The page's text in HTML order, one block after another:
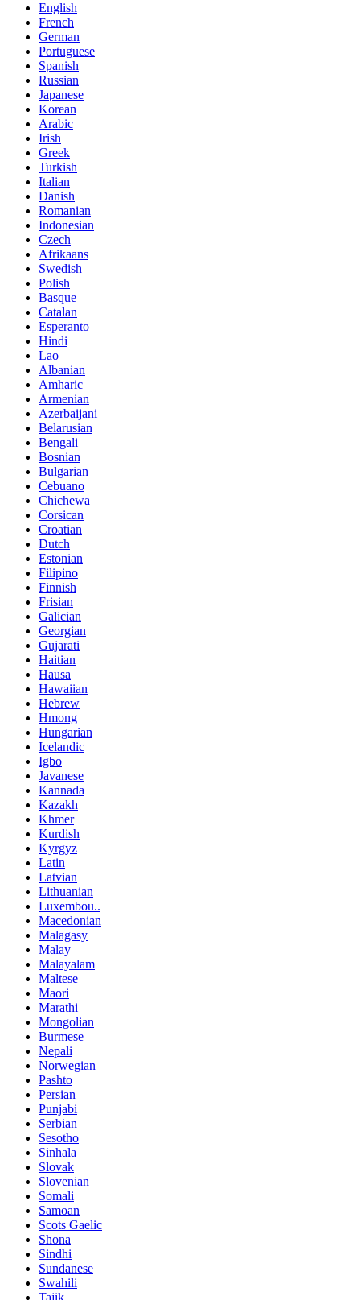
English
French
German
Portuguese
Spanish
Russian
Japanese
Korean
Arabic
Irish
Greek
Turkish
Italian
Danish
Romanian
Indonesian
Czech
Afrikaans
Swedish
Polish
Basque
Catalan
Esperanto
Hindi
Lao
Albanian
Amharic
Armenian
Azerbaijani
Belarusian
Bengali
Bosnian
Bulgarian
Cebuano
Chichewa
Corsican
Croatian
Dutch
Estonian
Filipino
Finnish
Frisian
Galician
Georgian
Gujarati
Haitian
Hausa
Hawaiian
Hebrew
Hmong
Hungarian
Icelandic
Igbo
Javanese
Kannada
Kazakh
Khmer
Kurdish
Kyrgyz
Latin
Latvian
Lithuanian
Luxembou..
Macedonian
Malagasy
Malay
Malayalam
Maltese
Maori
Marathi
Mongolian
Burmese
Nepali
Norwegian
Pashto
Persian
Punjabi
Serbian
Sesotho
Sinhala
Slovak
Slovenian
Somali
Samoan
Scots Gaelic
Shona
Sindhi
Sundanese
Swahili
Tajik